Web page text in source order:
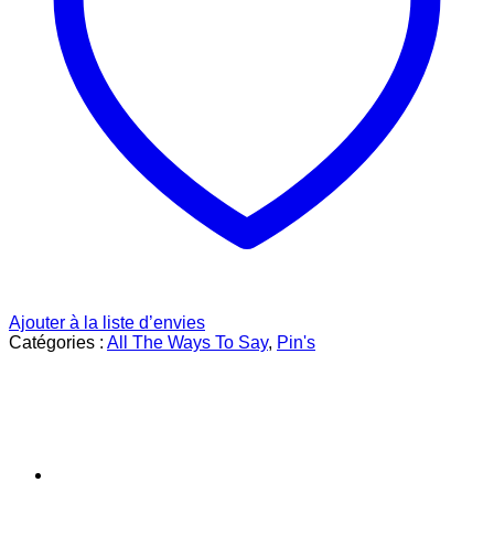
Ajouter à la liste d’envies
Catégories : All The Ways To Say, Pin's